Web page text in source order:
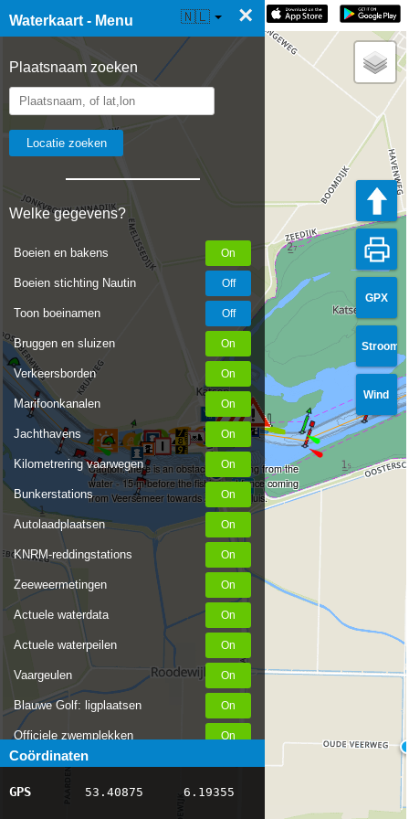
Waterkaart - Menu ×
Plaatsnaam zoeken
Welke gegevens?
Boeien en bakens
Boeien stichting Nautin
Toon boeinamen
Bruggen en sluizen
Verkeersborden
Marifoonkanalen
Jachthavens
Kilometrering vaarwegen
Bunkerstations
Autolaadplaatsen
KNRM-reddingstations
Zeeweermetingen
Actuele waterdata
Actuele waterpeilen
Vaargeulen
Blauwe Golf: ligplaatsen
Officiele zwemplekken
Stremmingen/hinder
AIS scheepsposities
Coördinaten
GPS 53.40875 6.19355
☰ Waterkaart Live 🇳🇱
GPX
Stroom
Wind
Caution: there is an obstacle protruding from the
water - 15 m before the fishing net fence coming
from Veersemeer towards Zandreeksluis.